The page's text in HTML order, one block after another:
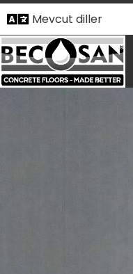
Mevcut diller